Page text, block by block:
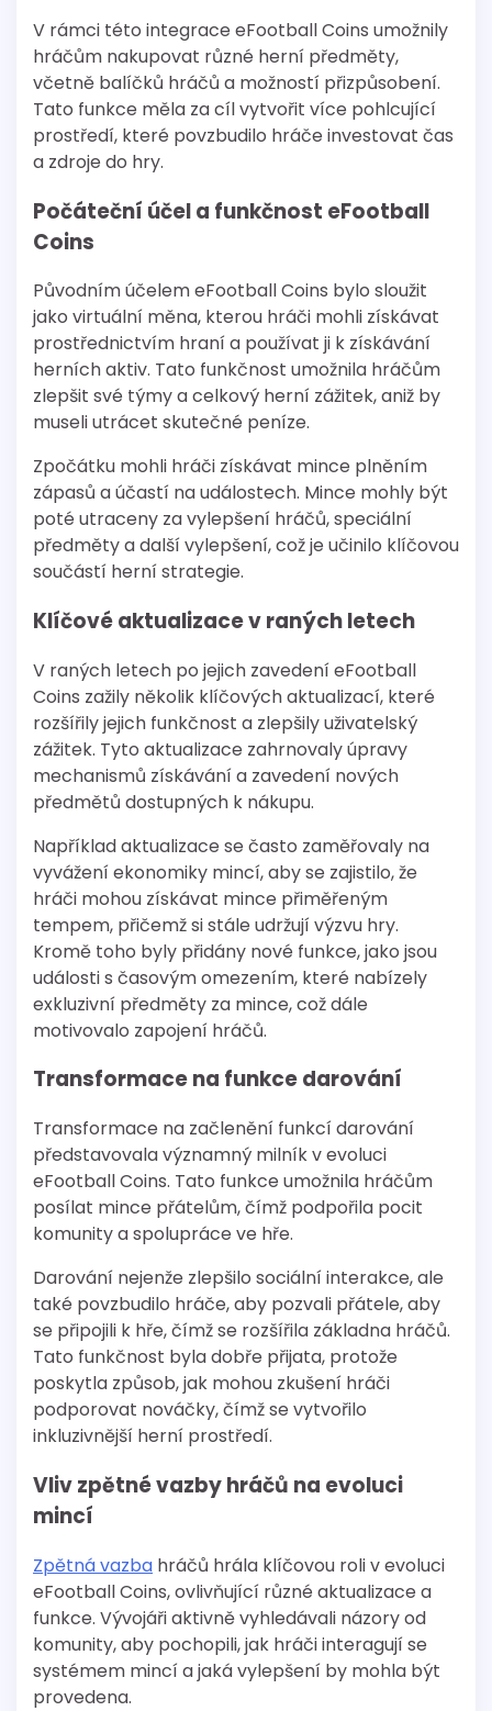
V rámci této integrace eFootball Coins umožnily
hráčům nakupovat různé herní předměty,
včetně balíčků hráčů a možností přizpůsobení.
Tato funkce měla za cíl vytvořit více pohlcující
prostředí, které povzbudilo hráče investovat čas
a zdroje do hry.
Počáteční účel a funkčnost eFootball
Coins
Původním účelem eFootball Coins bylo sloužit
jako virtuální měna, kterou hráči mohli získávat
prostřednictvím hraní a používat ji k získávání
herních aktiv. Tato funkčnost umožnila hráčům
zlepšit své týmy a celkový herní zážitek, aniž by
museli utrácet skutečné peníze.
Zpočátku mohli hráči získávat mince plněním
zápasů a účastí na událostech. Mince mohly být
poté utraceny za vylepšení hráčů, speciální
předměty a další vylepšení, což je učinilo klíčovou
součástí herní strategie.
Klíčové aktualizace v raných letech
V raných letech po jejich zavedení eFootball
Coins zažily několik klíčových aktualizací, které
rozšířily jejich funkčnost a zlepšily uživatelský
zážitek. Tyto aktualizace zahrnovaly úpravy
mechanismů získávání a zavedení nových
předmětů dostupných k nákupu.
Například aktualizace se často zaměřovaly na
vyvážení ekonomiky mincí, aby se zajistilo, že
hráči mohou získávat mince přiměřeným
tempem, přičemž si stále udržují výzvu hry.
Kromě toho byly přidány nové funkce, jako jsou
události s časovým omezením, které nabízely
exkluzivní předměty za mince, což dále
motivovalo zapojení hráčů.
Transformace na funkce darování
Transformace na začlenění funkcí darování
představovala významný milník v evoluci
eFootball Coins. Tato funkce umožnila hráčům
posílat mince přátelům, čímž podpořila pocit
komunity a spolupráce ve hře.
Darování nejenže zlepšilo sociální interakce, ale
také povzbudilo hráče, aby pozvali přátele, aby
se připojili k hře, čímž se rozšířila základna hráčů.
Tato funkčnost byla dobře přijata, protože
poskytla způsob, jak mohou zkušení hráči
podporovat nováčky, čímž se vytvořilo
inkluzivnější herní prostředí.
Vliv zpětné vazby hráčů na evoluci
mincí
Zpětná vazba hráčů hrála klíčovou roli v evoluci
eFootball Coins, ovlivňující různé aktualizace a
funkce. Vývojáři aktivně vyhledávali názory od
komunity, aby pochopili, jak hráči interagují se
systémem mincí a jaká vylepšení by mohla být
provedena.